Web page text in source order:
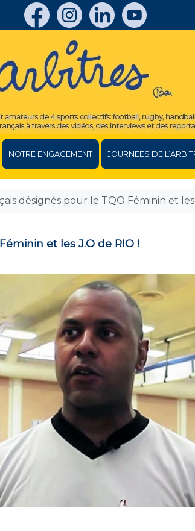
NOTRE ENGAGEMENT JOURNEES DE
désignés pour le TQO Féminin et les
et les J.O de RIO !